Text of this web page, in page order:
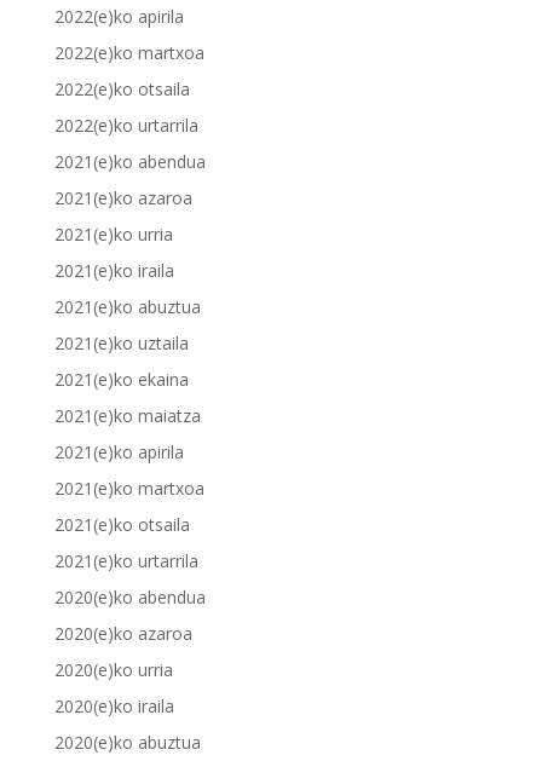
2022(e)ko apirila
2022(e)ko martxoa
2022(e)ko otsaila
2022(e)ko urtarrila
2021(e)ko abendua
2021(e)ko azaroa
2021(e)ko urria
2021(e)ko iraila
2021(e)ko abuztua
2021(e)ko uztaila
2021(e)ko ekaina
2021(e)ko maiatza
2021(e)ko apirila
2021(e)ko martxoa
2021(e)ko otsaila
2021(e)ko urtarrila
2020(e)ko abendua
2020(e)ko azaroa
2020(e)ko urria
2020(e)ko iraila
2020(e)ko abuztua